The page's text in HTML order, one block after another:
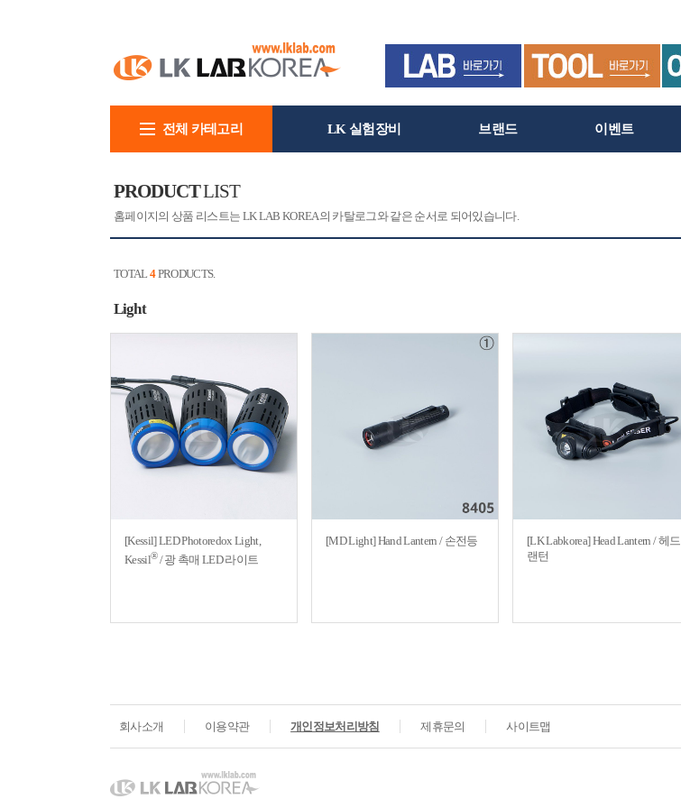
전체 카테고리 LK 실험장비 브랜드 이벤트
PRODUCTLIST
홈페이지의 상품 리스트는 LK LAB KOREA의 카탈로그와 같은 순서로 되어있습니다.
TOTAL 4PRODUCTS.
Light
[Kessil] LED Photoredox Light,
Kessil®/ 광 촉매 LED 라이트
[MD Light] Hand Lantern / 손전등
[LK Labkorea] Head Lantern / 헤드
랜턴
회사소개 이용약관 개인정보처리방침 제휴문의 사이트맵